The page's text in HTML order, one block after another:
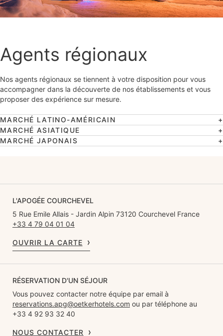
Agents régionaux
Nos agents régionaux se tiennent à votre disposition pour vous
accompagner dans la découverte de nos établissements et vous
proposer des expérience sur mesure.
MARCHÉ LATINO-AMÉRICAIN
MARCHÉ ASIATIQUE
MARCHÉ JAPONAIS
L'APOGÉE COURCHEVEL
5 Rue Emile Allais - Jardin Alpin 73120 Courchevel France
+33 4 79 04 01 04
OUVRIR LA CARTE
RÉSERVATION D'UN SÉJOUR
Vous pouvez contacter notre équipe par email à
reservations.apg@oetkerhotels.com ou par téléphone au
+33 4 92 93 32 40
NOUS CONTACTER